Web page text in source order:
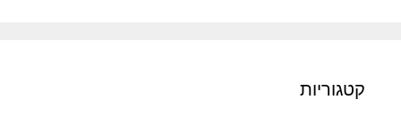
קטגוריות